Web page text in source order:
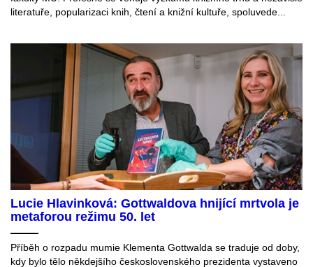
literatuře, popularizaci knih, čtení a knižní kultuře, spoluvede...
Lucie Hlavinková: Gottwaldova hnijící mrtvola je
metaforou režimu 50. let
Příběh o rozpadu mumie Klementa Gottwalda se traduje od doby,
kdy bylo tělo někdejšího československého prezidenta vystaveno